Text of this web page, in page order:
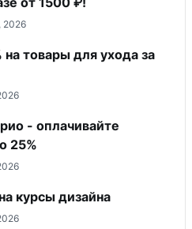
2026
на товары для ухода за
- оплачивайте
25%
курсы дизайна